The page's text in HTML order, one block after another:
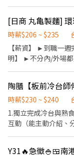
理維護......等。 ▪洗
等。 ✨️在職教育訓練完善，無經驗者也OK✨️ ⭕獎金福利 ▪生日禮
調薪！ ▪加班費5分
獲得3,000～5,000元獎金！ ⭕基本保障 ①加班費(
算) ②勞保、健保、
勞基法規定 ⑤颱風
客服務 🍌 炸物製餐
場都會接觸唷 .˚⊹ ⁺‧ 【工作時間】 ‧⁺ ⊹˚. ☀️ 早班：07:00 - 14:00
🌙 晚班：16:00 -
不同，應徵時請告知我要應徵
‧⁺ ⊹˚. 💰 在上述時
📌 採排休制（無固
排休不可固定休 .˚⊹ ⁺‧ 【上班地點】 ‧⁺ ⊹˚. 👉士林區 台北士林店
內湖區內湖路一段
275號 👉大安區 羅斯福店📍台北市大安區羅斯福路二段45號 台北麟
光店📍台北市大安區
大安區復興南路二段
時薪$206 ~ $235
【薪資】 ►到職一
明】 ►不分內/外場
時請於主管確認排班
雙倍薪 3. 提供優秀同
享特休假 7.福委會
提供好吃日式餐飲的
時薪$230 ~ $240
1.獨立完成冷台與熟
互動（能主動介紹、